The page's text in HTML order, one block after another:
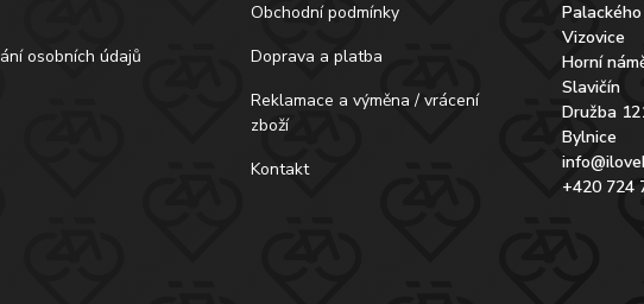
osobních údajů
Obchodní podmínky
Doprava a platba
Reklamace a výměna / vrácení
zboží
Kontakt
Vizovice
Horní
Slavičín
Družba
Bylnice
+420 724